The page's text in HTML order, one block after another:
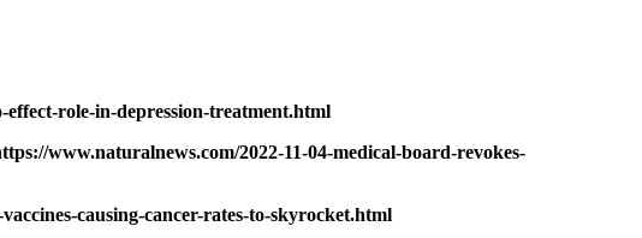
effect-role-in-depression-treatment.html
www.naturalnews.com/2022-11-04-medical-board-revokes-
causing-cancer-rates-to-skyrocket.html